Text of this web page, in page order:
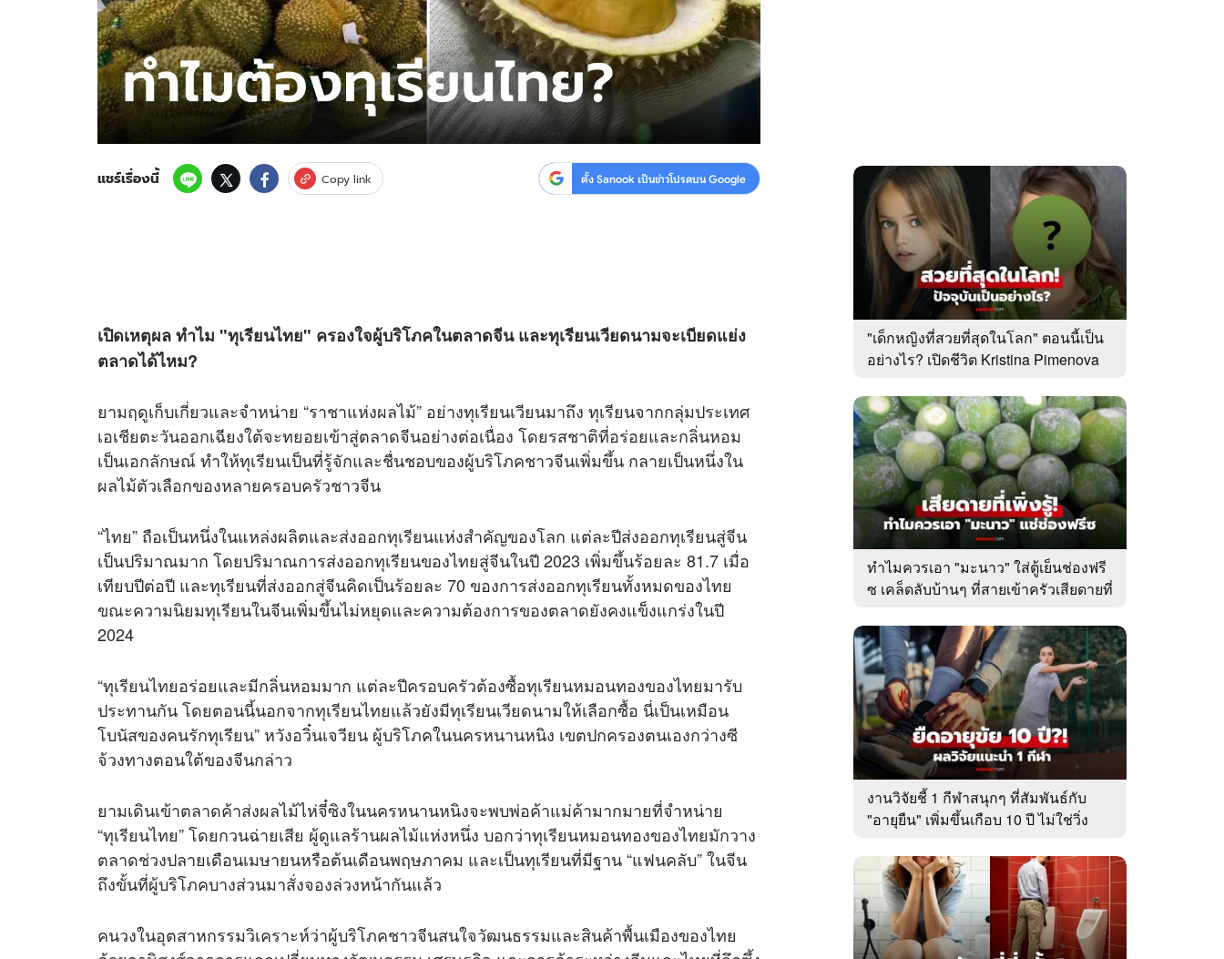
แชร์เรื่องนี้ Copy link ตั้ง Sanook เป็นข่าวโปรดบน Google
เปิดเหตุผล ทำไม "ทุเรียนไทย" ครองใจผู้บริโภคในตลาดจีน และทุเรียนเวียดนามจะเบียดแย่ง
ตลาดได้ไหม?
ยามฤดูเก็บเกี่ยวและจำหน่าย “ราชาแห่งผลไม้” อย่างทุเรียนเวียนมาถึง ทุเรียนจากกลุ่มประเทศ
เอเชียตะวันออกเฉียงใต้จะทยอยเข้าสู่ตลาดจีนอย่างต่อเนื่อง โดยรสชาติที่อร่อยและกลิ่นหอม
เป็นเอกลักษณ์ ทำให้ทุเรียนเป็นที่รู้จักและชื่นชอบของผู้บริโภคชาวจีนเพิ่มขึ้น กลายเป็นหนึ่งใน
ผลไม้ตัวเลือกของหลายครอบครัวชาวจีน
“ไทย” ถือเป็นหนึ่งในแหล่งผลิตและส่งออกทุเรียนแห่งสำคัญของโลก แต่ละปีส่งออกทุเรียนสู่จีน
เป็นปริมาณมาก โดยปริมาณการส่งออกทุเรียนของไทยสู่จีนในปี 2023 เพิ่มขึ้นร้อยละ 81.7 เมื่อ
เทียบปีต่อปี และทุเรียนที่ส่งออกสู่จีนคิดเป็นร้อยละ 70 ของการส่งออกทุเรียนทั้งหมดของไทย
ขณะความนิยมทุเรียนในจีนเพิ่มขึ้นไม่หยุดและความต้องการของตลาดยังคงแข็งแกร่งในปี
2024
“ทุเรียนไทยอร่อยและมีกลิ่นหอมมาก แต่ละปีครอบครัวต้องซื้อทุเรียนหมอนทองของไทยมารับ
ประทานกัน โดยตอนนี้นอกจากทุเรียนไทยแล้วยังมีทุเรียนเวียดนามให้เลือกซื้อ นี่เป็นเหมือน
โบนัสของคนรักทุเรียน” หวังอวิ๋นเจวียน ผู้บริโภคในนครหนานหนิง เขตปกครองตนเองกว่างซี
จ้วงทางตอนใต้ของจีนกล่าว
ยามเดินเข้าตลาดค้าส่งผลไม้ไห่จี๋ซิงในนครหนานหนิงจะพบพ่อค้าแม่ค้ามากมายที่จำหน่าย
“ทุเรียนไทย” โดยกวนฉ่ายเสีย ผู้ดูแลร้านผลไม้แห่งหนึ่ง บอกว่าทุเรียนหมอนทองของไทยมักวาง
ตลาดช่วงปลายเดือนเมษายนหรือต้นเดือนพฤษภาคม และเป็นทุเรียนที่มีฐาน “แฟนคลับ” ในจีน
ถึงขั้นที่ผู้บริโภคบางส่วนมาสั่งจองล่วงหน้ากันแล้ว
คนวงในอุตสาหกรรมวิเคราะห์ว่าผู้บริโภคชาวจีนสนใจวัฒนธรรมและสินค้าพื้นเมืองของไทย
"เด็กหญิงที่สวยที่สุดในโลก" ตอนนี้เป็น
อย่างไร? เปิดชีวิต Kristina Pimenova
ทำไมควรเอา "มะนาว" ใส่ตู้เย็นช่องฟรี
ซ เคล็ดลับบ้านๆ ที่สายเข้าครัวเสียดายที่
งานวิจัยชี้ 1 กีฬาสนุกๆ ที่สัมพันธ์กับ
"อายุยืน" เพิ่มขึ้นเกือบ 10 ปี ไม่ใช่วิ่ง